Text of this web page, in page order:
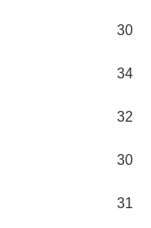
30
34
32
30
31